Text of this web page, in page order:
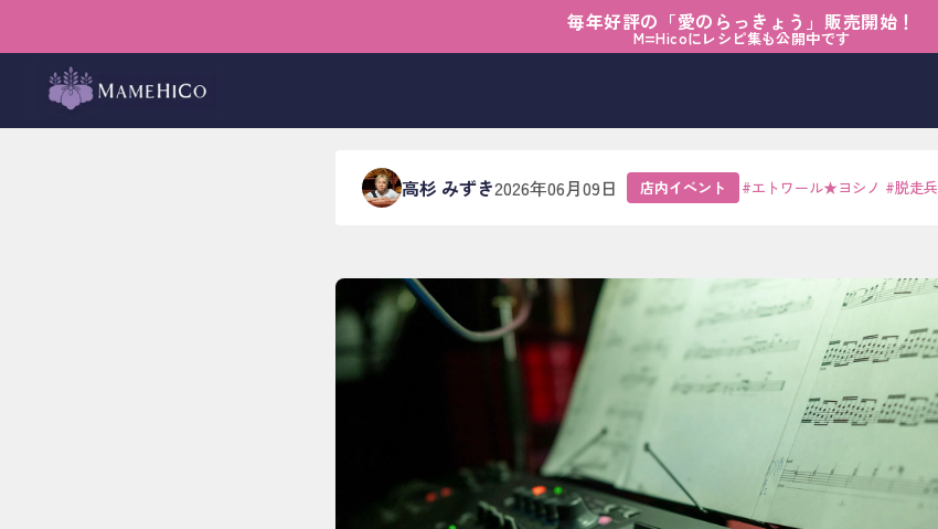
毎年好評の「愛のらっきょう」販売開始！
M=Hicoにレシピ集も公開中です
時を越えて響く歌
時を越えて響く歌
高杉 みずき2026年06月09日 店内イベント #エトワール★ヨシノ #脱走兵